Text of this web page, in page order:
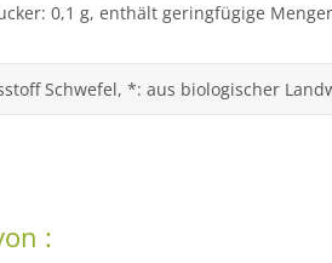
0,1 g, enthält geringfügige
Schwefel, *: aus biologischer
: